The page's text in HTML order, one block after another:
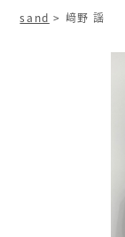
sand > 﨑野 謡